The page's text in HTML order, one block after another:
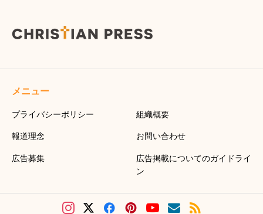
メニュー
プライバシーポリシー 組織概要
報道理念 お問い合わせ
広告募集
広告掲載についてのガイドライ
ン